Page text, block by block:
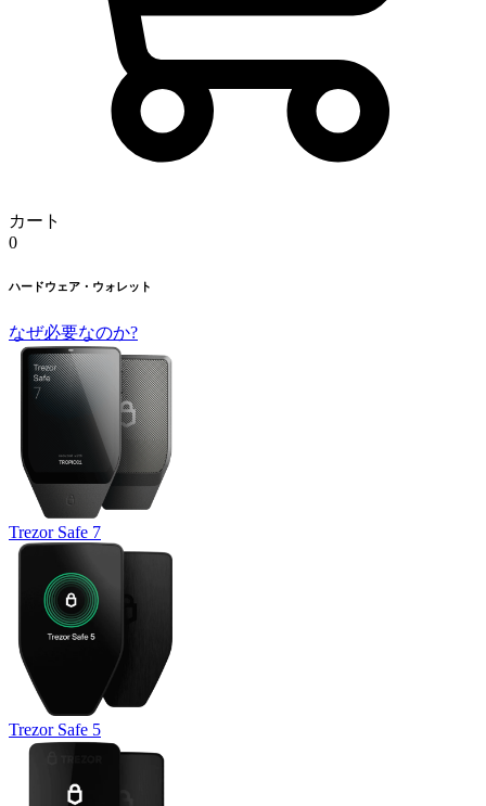
カート
0
ハードウェア・ウォレット
なぜ必要なのか?
Trezor Safe 7
Trezor Safe 5